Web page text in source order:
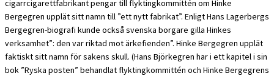
cigarrcigarettfabrikant pengar till flyktingkommittén om Hinke
Bergegren upplät sitt namn till ”ett nytt fabrikat”. Enligt Hans Lagerbergs
Bergegren-biografi kunde också svenska borgare gilla Hinkes
verksamhet”: den var riktad mot ärkefienden”. Hinke Bergegren upplät
faktiskt sitt namn för sakens skull. (Hans Björkegren har i ett kapitel i sin
bok ”Ryska posten” behandlat flyktingkommittén och Hinke Bergegrens